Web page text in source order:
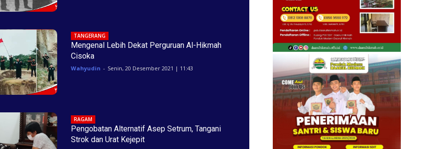
TANGERANG
Mengenal Lebih Dekat Perguruan Al-Hikmah
Cisoka
Wahyudin - Senin, 20 Desember 2021 | 11:43
RAGAM
Pengobatan Alternatif Asep Setrum, Tangani
Strok dan Urat Kejepit